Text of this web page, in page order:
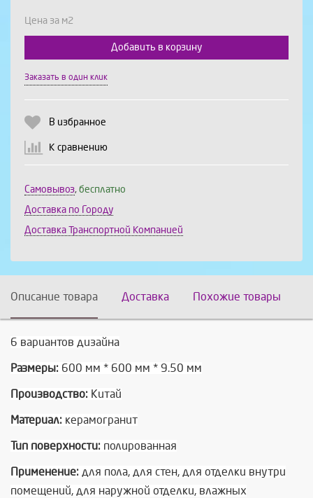
Цена за м2
Выберите количество:
Продолжить
Добавить в корзину
Заказать в один клик
В избранное
К сравнению
Самовывоз, бесплатно
Доставка по Городу
Доставка Транспортной Компанией
Описание товара Доставка Похожие товары
6 вариантов дизайна
Размеры: 600 мм * 600 мм * 9.50 мм
Производство: Китай
Материал: керамогранит
Тип поверхности: полированная
Применение: для пола, для стен, для отделки внутри
помещений, для наружной отделки, влажных